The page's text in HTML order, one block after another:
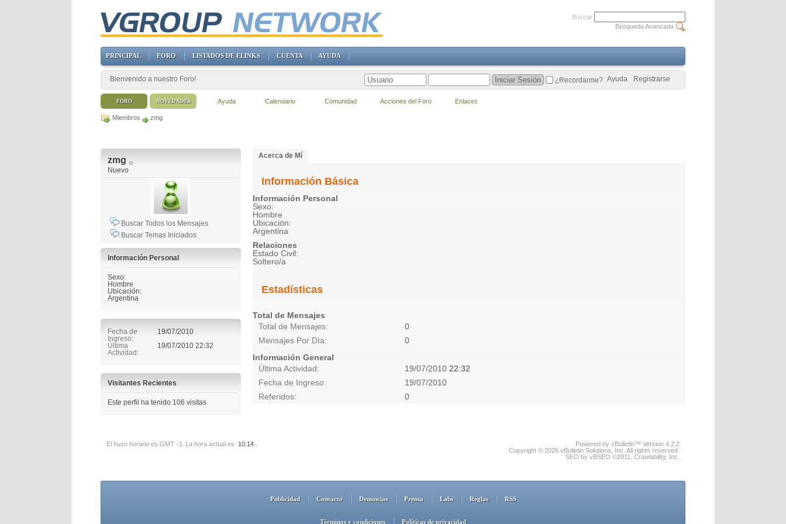
Miembros zmg
zmg
Nuevo
Buscar Todos los Mensajes
Buscar Temas Iniciados
Información Personal
Sexo:
Hombre
Ubicación:
Argentina
Fecha de
Ingreso
19/07/2010
Última
Actividad
19/07/2010 22:32
Visitantes Recientes
Este perfil ha tenido 106 visitas
Acerca de Mí
Información Básica
Información Personal
Sexo:
Hombre
Ubicación:
Argentina
Relaciones
Estado Civil:
Soltero/a
Estadísticas
Total de Mensajes
Total de Mensajes
0
Mensajes Por Día
0
Información General
Última Actividad
19/07/2010 22:32
Fecha de Ingreso
19/07/2010
Referidos
0
El huso horario es GMT -3. La hora actual es: 10:14
Powered by vBulletin™ Version 4.2.2
Copyright © 2026 vBulletin Solutions, Inc. All rights reserved.
SEO by vBSEO ©2011, Crawlability, Inc.
Publicidad Contacto Denuncias Prensa Labs Reglas RSS
Términos y condiciones Políticas de privacidad
Buscar
Búsqueda Avanzada
PRINCIPAL FORO LISTADOS DE ELINKS CUENTA AYUDA
Bienvenido a nuestro Foro! Registrarse
Ayuda
¿Recordarme?
FORO Ayuda Calendario Comunidad Acciones del Foro Enlaces
NOVEDADES